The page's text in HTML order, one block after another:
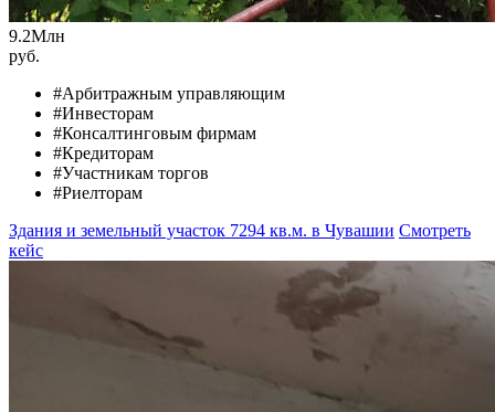
9.2Млн
руб.
#Арбитражным управляющим
#Инвесторам
#Консалтинговым фирмам
#Кредиторам
#Участникам торгов
#Риелторам
Здания и земельный участок 7294 кв.м. в Чувашии Смотреть
кейс